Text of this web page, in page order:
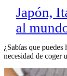
Japón,
al
¿Sabías que
necesidad de